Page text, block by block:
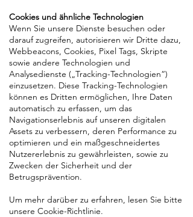
Cookies und ähnliche Technologien
Wenn Sie unsere Dienste besuchen oder
darauf zugreifen, autorisieren wir Dritte dazu,
Webbeacons, Cookies, Pixel Tags, Skripte
sowie andere Technologien und
Analysedienste („Tracking-Technologien“)
einzusetzen. Diese Tracking-Technologien
können es Dritten ermöglichen, Ihre Daten
automatisch zu erfassen, um das
Navigationserlebnis auf unseren digitalen
Assets zu verbessern, deren Performance zu
optimieren und ein maßgeschneidertes
Nutzererlebnis zu gewährleisten, sowie zu
Zwecken der Sicherheit und der
Betrugsprävention.
Um mehr darüber zu erfahren, lesen Sie bitte
unsere Cookie-Richtlinie.